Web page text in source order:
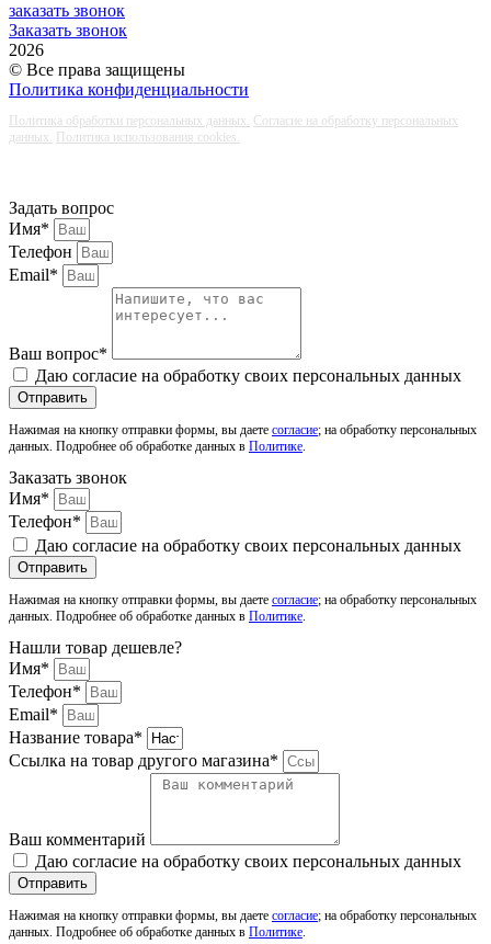
заказать звонок
Заказать звонок
2026
© Все права защищены
Политика конфиденциальности
Политика обработки персональных данных. Согласие на обработку персональных
данных.
Политика использования cookies.
Задать вопрос
Имя*
Телефон
Email*
Ваш вопрос*
Даю согласие на обработку своих персональных данных
Отправить
Нажимая на кнопку отправки формы, вы даете согласие; на обработку персональных
данных. Подробнее об обработке данных в Политике.
Заказать звонок
Имя*
Телефон*
Даю согласие на обработку своих персональных данных
Отправить
Нажимая на кнопку отправки формы, вы даете согласие; на обработку персональных
данных. Подробнее об обработке данных в Политике.
Нашли товар дешевле?
Имя*
Телефон*
Email*
Название товара*
Ссылка на товар другого магазина*
Ваш комментарий
Даю согласие на обработку своих персональных данных
Отправить
Нажимая на кнопку отправки формы, вы даете согласие; на обработку персональных
данных. Подробнее об обработке данных в Политике.